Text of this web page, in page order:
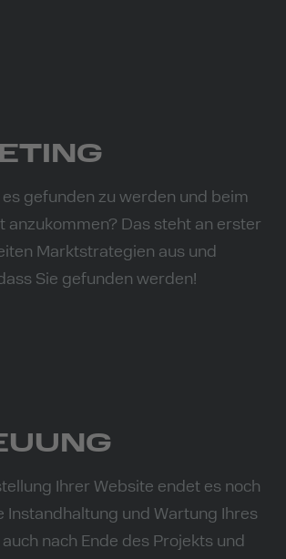
gefunden zu werden und beim
anzukommen? Das steht an erster
Marktstrategien aus und
Sie gefunden werden!
Ihrer Website endet es noch
Instandhaltung und Wartung Ihres
nach Ende des Projekts und